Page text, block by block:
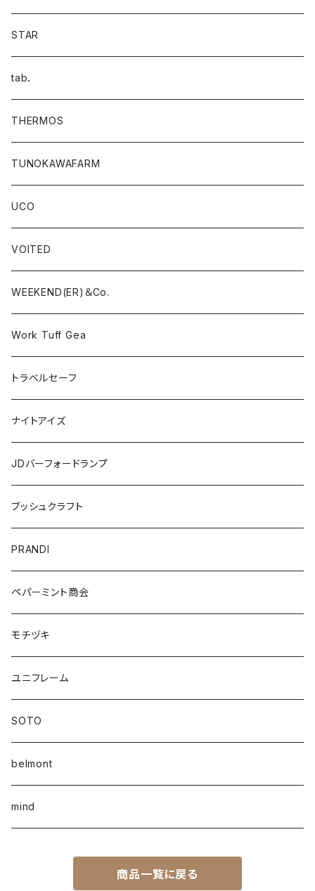
STAR
tab．
THERMOS
TUNOKAWAFARM
UCO
VOITED
WEEKEND(ER)＆Co.
Work Tuff Gea
トラベルセーフ
ナイトアイズ
JDバーフォードランプ
ブッシュクラフト
PRANDI
ペパーミント商会
モチヅキ
ユニフレーム
SOTO
belmont
mind
商品一覧に戻る